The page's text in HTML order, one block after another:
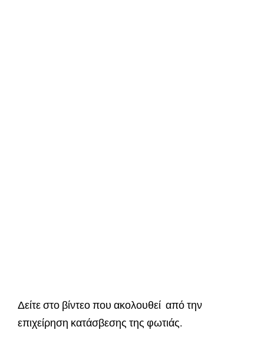
Δείτε στο βίντεο που ακολουθεί από την
επιχείρηση κατάσβεσης της φωτιάς.